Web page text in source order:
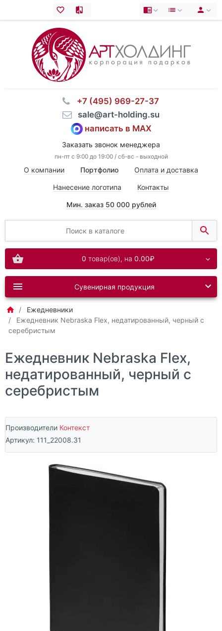
⠀+7 (495) 969-27-37
⠀sale@art-holding.su
написать в MAX
Заказать звонок менеджера
пн-пт с 9:00 до 19:00 / сб-вс - выходной
О компании Портфолио Оплата и доставка
Нанесение логотипа Контакты
Мин. заказ 50 000 рублей
0 товар(ов), на 0.00₽
Сувенирная продукция
Ежедневники
Ежедневник Nebraska Flex, недатированный, черный с
серебристым
Ежедневник Nebraska Flex,
недатированный, черный с
серебристым
Производители Контекст
Артикул: 111_22008.31